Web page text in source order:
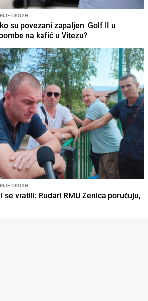
OKO 2H
su povezani zapaljeni Golf II u
na kafić u Vitezu?
OKO 3H
se vratili: Rudari RMU Zenica poručuju,